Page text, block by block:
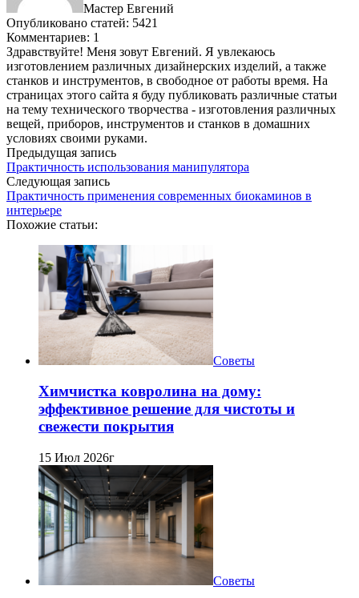
Мастер Евгений
Опубликовано статей: 5421
Комментариев: 1
Здравствуйте! Меня зовут Евгений. Я увлекаюсь
изготовлением различных дизайнерских изделий, а также
станков и инструментов, в свободное от работы время. На
страницах этого сайта я буду публиковать различные статьи
на тему технического творчества - изготовления различных
вещей, приборов, инструментов и станков в домашних
условиях своими руками.
Предыдущая запись
Практичность использования манипулятора
Следующая запись
Практичность применения современных биокаминов в
интерьере
Похожие статьи:
Советы
Химчистка ковролина на дому:
эффективное решение для чистоты и
свежести покрытия
15 Июл 2026г
Советы